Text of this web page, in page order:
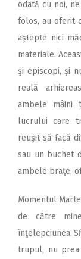
odată cu noi,
folos, au oferit-
aştepte nici
materiale.
şi episcopi, şi
reală
ambele mâini
lucrului care
reuşit să facă
sau un buchet
ambele braţe,
Momentul
de către
înţelepciunea
trupul, nu